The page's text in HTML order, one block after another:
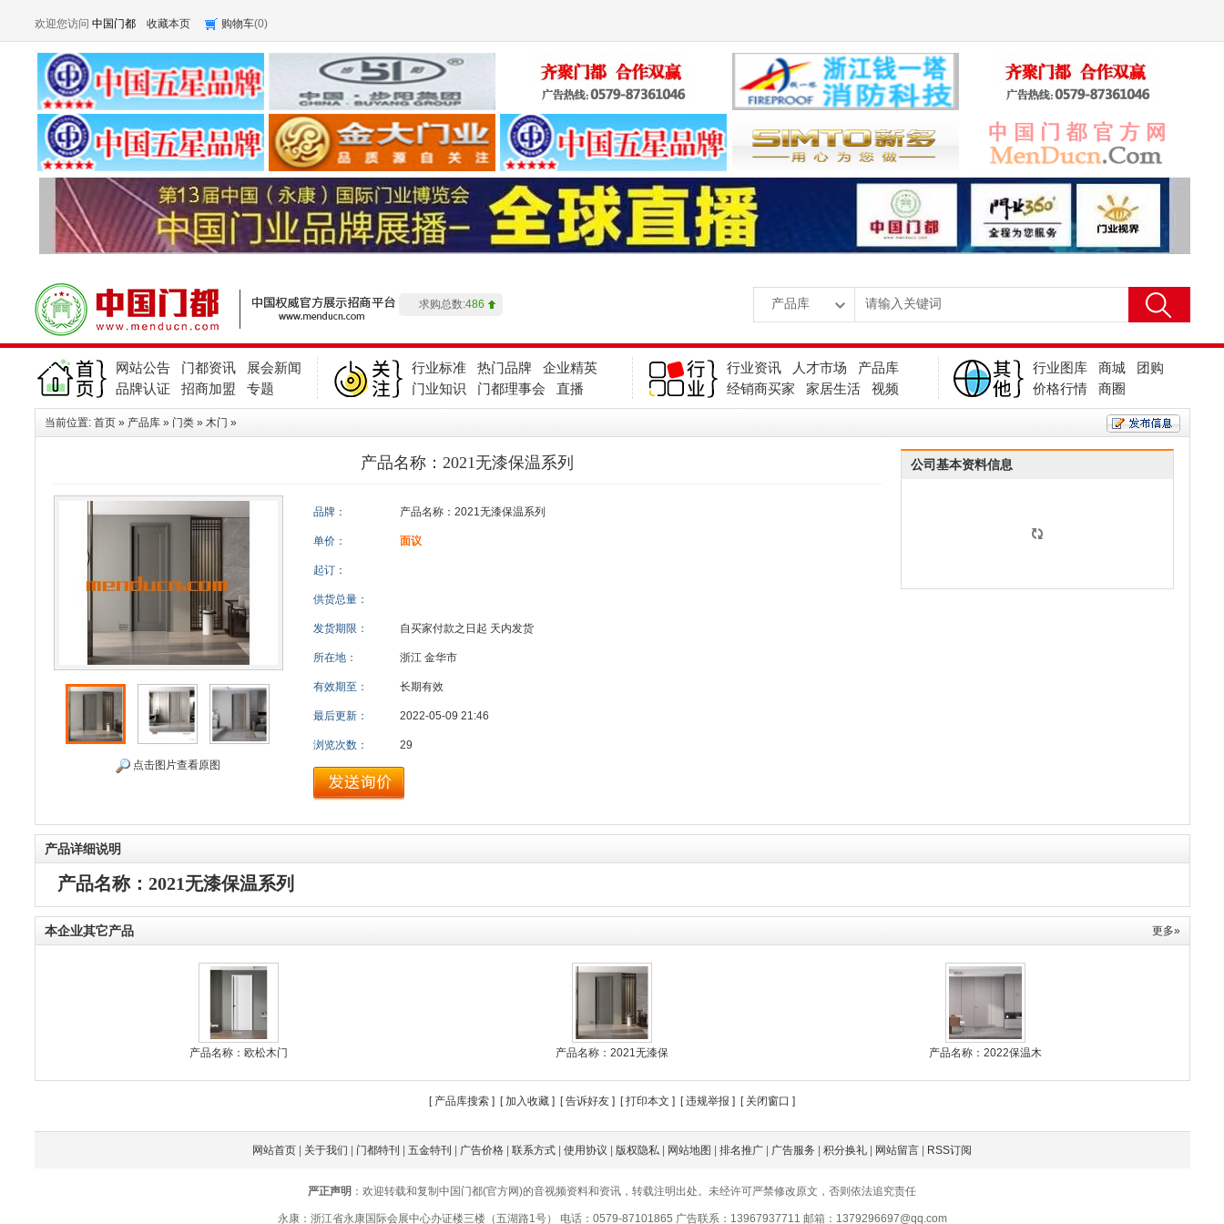
欢迎您访问 中国门都 收藏本页 购物车(0)
求购总数:486
产品总数:5619
求购总数:486
企业总数: 43012
网站公告 门都资讯
展会新闻
品牌认证
招商加盟 专题
行业标准 热门品牌
企业精英
门业知识
门都理事会 直播
行业资讯 人才市场
产品库
经销商买家
家居生活 视频
行业图库 商城
团购
价格行情
商圈
当前位置: 首页» 产品库» 门类» 木门 »
产品名称：2021无漆保温系列
点击图片查看原图
品牌： 产品名称：2021无漆保温系列
单价： 面议
起订：
供货总量：
发货期限： 自买家付款之日起 天内发货
所在地： 浙江 金华市
有效期至： 长期有效
最后更新： 2022-05-09 21:46
浏览次数： 29
公司基本资料信息
产品详细说明
产品名称：2021无漆保温系列
更多»
本企业其它产品
产品名称：欧松木门 产品名称：2021无漆保 产品名称：2022保温木
[ 产品库搜索 ] [加入收藏 ] [告诉好友 ] [打印本文 ] [违规举报 ] [ 关闭窗口 ]
网站首页 关于我们 门都特刊 五金特刊 广告价格 联系方式 使用协议 版权隐私 网站地图 排名推广 广告服务 积分换礼 网站留言 RSS订阅
严正声明 ：欢迎转载和复制中国门都(官方网)的音视频资料和资讯，转载注明出处。未经许可严禁修改原文，否则依法追究责任
永康：浙江省永康国际会展中心办证楼三楼（五湖路1号） 电话：0579-87101865 广告联系：13967937711 邮箱：1379296697@qq.com